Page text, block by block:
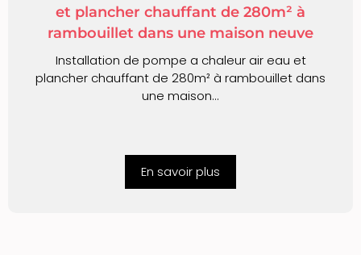
chauffant de 280m² à
dans une maison neuve
de pompe a chaleur air eau et
chauffant de 280m² à rambouillet dans
une maison...
En savoir plus